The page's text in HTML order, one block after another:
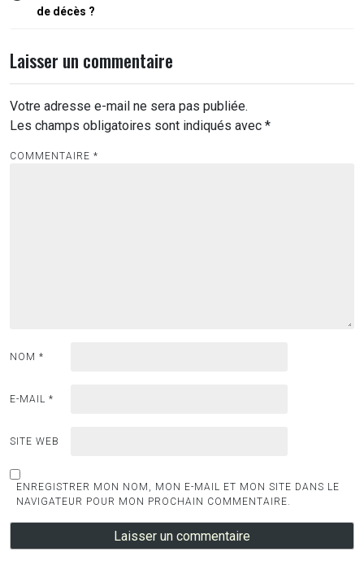
de décès ?
Laisser un commentaire
Votre adresse e-mail ne sera pas publiée.
Les champs obligatoires sont indiqués avec *
COMMENTAIRE *
NOM *
E-MAIL *
SITE WEB
ENREGISTRER MON NOM, MON E-MAIL ET MON SITE DANS LE
NAVIGATEUR POUR MON PROCHAIN COMMENTAIRE.